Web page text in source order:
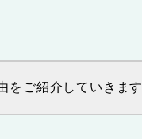
をご紹介していきます